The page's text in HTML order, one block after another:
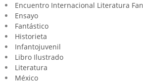
Encuentro Internacional Literatura
Ensayo
Fantástico
Historieta
Infantojuvenil
Libro Ilustrado
Literatura
México